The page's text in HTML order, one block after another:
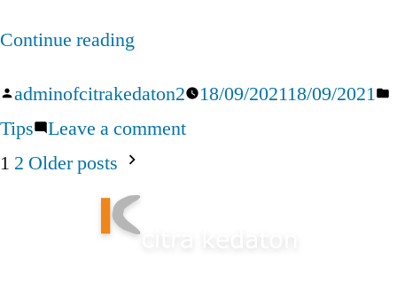
Continue reading
Untuk
Melakukan
Properti”
Posted
by
adminofcitrakedaton2 18/09/202118/09/2021
Tips Leave a commenton
pagination
1 2 Older posts